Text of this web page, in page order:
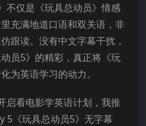
不仅是《玩具总动员》情感
充满地道口语和双关语，非
跟读。没有中文字幕干扰，
员5》的精彩，真正将《玩
为英语学习的动力。
启看电影学英语计划，我推
5《玩具总动员5》无字幕